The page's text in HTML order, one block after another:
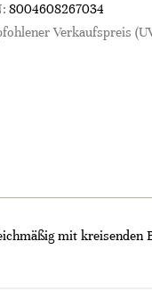
8004608267034
Verkaufspreis
mit kreisenden